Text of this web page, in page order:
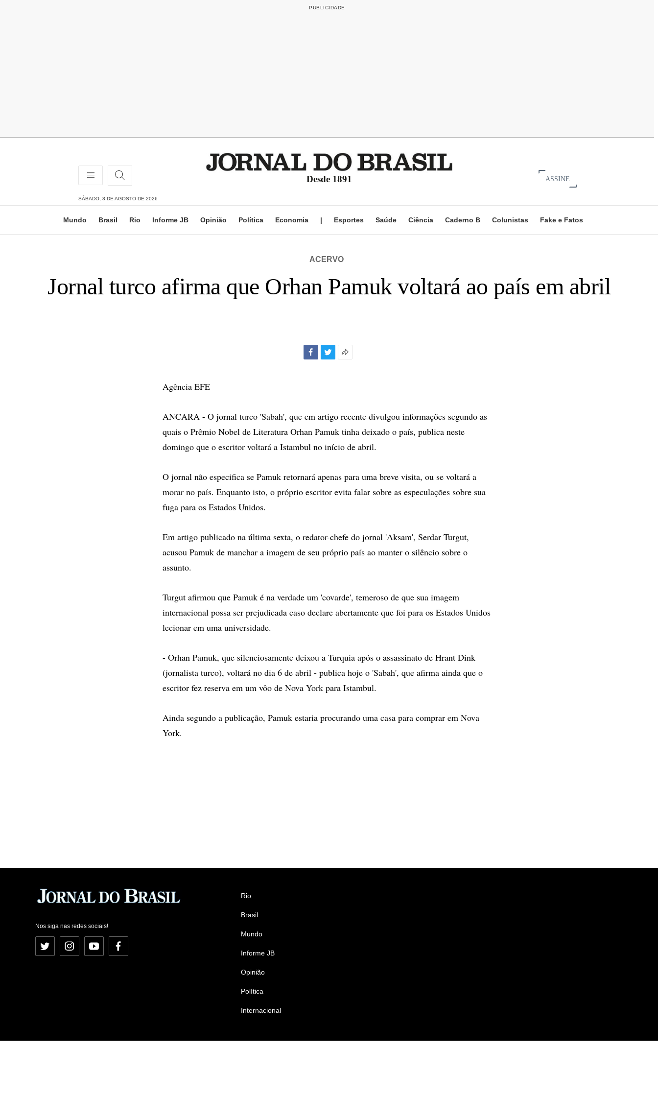
Desde 1891 ASSINE
SÁBADO, 8 DE AGOSTO DE 2026
Mundo Brasil Rio Informe JB Opinião Política Economia | Esportes Saúde Ciência Caderno B Colunistas Fake e Fatos
ACERVO
Jornal turco afirma que Orhan Pamuk voltará ao país em abril
Agência EFE
ANCARA - O jornal turco 'Sabah', que em artigo recente divulgou informações segundo as
quais o Prêmio Nobel de Literatura Orhan Pamuk tinha deixado o país, publica neste
domingo que o escritor voltará a Istambul no início de abril.
O jornal não especifica se Pamuk retornará apenas para uma breve visita, ou se voltará a
morar no país. Enquanto isto, o próprio escritor evita falar sobre as especulações sobre sua
fuga para os Estados Unidos.
Em artigo publicado na última sexta, o redator-chefe do jornal 'Aksam', Serdar Turgut,
acusou Pamuk de manchar a imagem de seu próprio país ao manter o silêncio sobre o
assunto.
Turgut afirmou que Pamuk é na verdade um 'covarde', temeroso de que sua imagem
internacional possa ser prejudicada caso declare abertamente que foi para os Estados Unidos
lecionar em uma universidade.
- Orhan Pamuk, que silenciosamente deixou a Turquia após o assassinato de Hrant Dink
(jornalista turco), voltará no dia 6 de abril - publica hoje o 'Sabah', que afirma ainda que o
escritor fez reserva em um vôo de Nova York para Istambul.
Ainda segundo a publicação, Pamuk estaria procurando uma casa para comprar em Nova
York.
Nos siga nas redes sociais!
Twitter InstagramYouTubeFacebook
Rio
Brasil
Mundo
Informe JB
Opinião
Política
Internacional